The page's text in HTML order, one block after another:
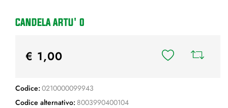
CANDELA ARTU' 0
€ 1,00
Codice: 0210000099943
Codice alternativo: 8003990400104